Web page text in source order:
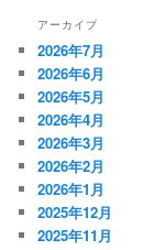
アーカイブ
2026年7月
2026年6月
2026年5月
2026年4月
2026年3月
2026年2月
2026年1月
2025年12月
2025年11月